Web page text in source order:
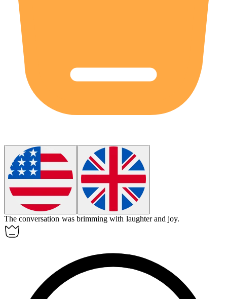
The conversation was brimming with laughter and joy.